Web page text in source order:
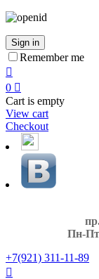
Sign in
Remember me

0 
Cart is empty
View cart
Checkout
Пн-Пт
+7(921) 311-11-89
